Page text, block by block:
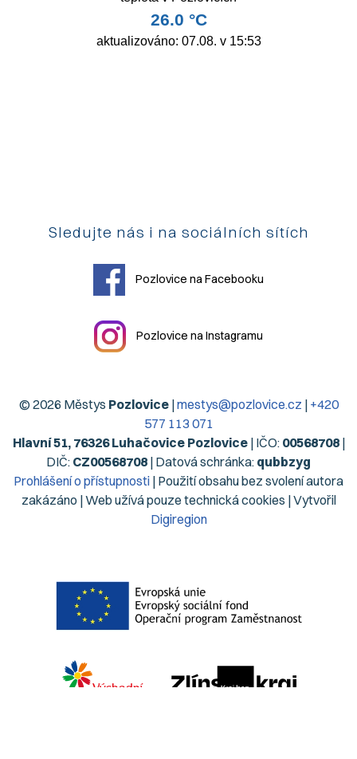
Sledujte nás i na sociálních sítích
Pozlovice na Facebooku
Pozlovice na Instagramu
© 2026 Městys Pozlovice|mestys@pozlovice.cz | +420
577 113 071
Hlavní 51, 76326 Luhačovice Pozlovice| IČO: 00568708|
DIČ: CZ00568708 | Datová schránka: qubbzyg
Prohlášení o přístupnosti | Použití obsahu bez svolení autora
zakázáno | Web užívá pouze technická cookies | Vytvořil
Digiregion